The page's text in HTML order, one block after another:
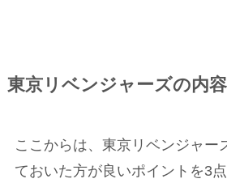
東京リベンジャーズの内容
ここからは、東京リベンジャー
ておいた方が良いポイントを3点